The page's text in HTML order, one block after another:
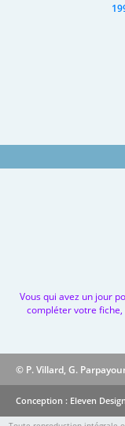
Vous qui avez un jour
compléter votre
© P. Villard, G.
Conception : Eleven Design